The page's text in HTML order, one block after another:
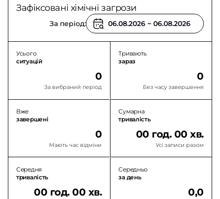
Зафіксовані хімічні загрози
За період:
Усього
ситуацій
0
За вибраний період
Тривають
зараз
0
Без часу завершення
Вже
завершені
0
Мають час відміни
Сумарна
тривалість
00 год. 00 хв.
Усі записи разом
Середня
тривалість
00 год. 00 хв.
Середньо
за день
0,0